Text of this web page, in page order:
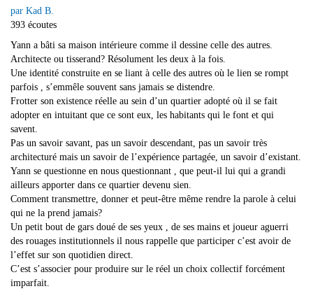
par Kad B.
393 écoutes
Yann a bâti sa maison intérieure comme il dessine celle des autres.
Architecte ou tisserand? Résolument les deux à la fois.
Une identité construite en se liant à celle des autres où le lien se rompt
parfois , s’emmêle souvent sans jamais se distendre.
Frotter son existence réelle au sein d’un quartier adopté où il se fait
adopter en intuitant que ce sont eux, les habitants qui le font et qui
savent.
Pas un savoir savant, pas un savoir descendant, pas un savoir très
architecturé mais un savoir de l’expérience partagée, un savoir d’existant.
Yann se questionne en nous questionnant , que peut-il lui qui a grandi
ailleurs apporter dans ce quartier devenu sien.
Comment transmettre, donner et peut-être même rendre la parole à celui
qui ne la prend jamais?
Un petit bout de gars doué de ses yeux , de ses mains et joueur aguerri
des rouages institutionnels il nous rappelle que participer c’est avoir de
l’effet sur son quotidien direct.
C’est s’associer pour produire sur le réel un choix collectif forcément
imparfait.